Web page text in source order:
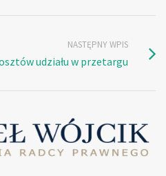
NASTĘPNY WPIS
udziału w przetargu